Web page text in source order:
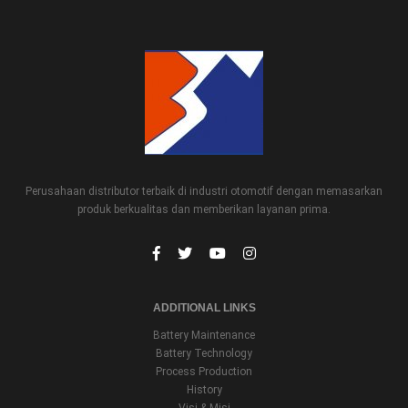
Perusahaan distributor terbaik di industri otomotif dengan memasarkan
produk berkualitas dan memberikan layanan prima.
ADDITIONAL LINKS
Battery Maintenance
Battery Technology
Process Production
History